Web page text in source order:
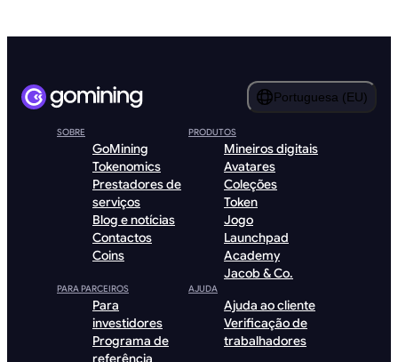
Portuguesa (EU)
SOBRE
GoMining
Tokenomics
Prestadores de
serviços
Blog e notícias
Contactos
Coins
PRODUTOS
Mineiros digitais
Avatares
Coleções
Token
Jogo
Launchpad
Academy
Jacob & Co.
PARA PARCEIROS
Para
investidores
Programa de
referência
AJUDA
Ajuda ao cliente
Verificação de
trabalhadores